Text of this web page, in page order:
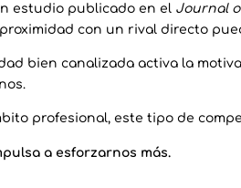
estudio publicado en el Journal
proximidad con un rival directo
bien canalizada activa la
profesional, este tipo de
a esforzarnos más.